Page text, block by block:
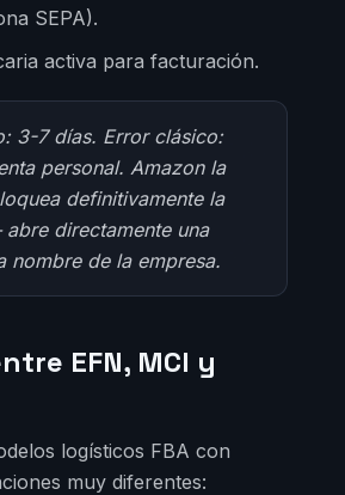
SEPA).
activa para facturación.
3-7 días. Error clásico:
personal. Amazon la
definitivamente la
directamente una
nombre de la empresa.
EFN, MCI y
logísticos FBA con
muy diferentes: